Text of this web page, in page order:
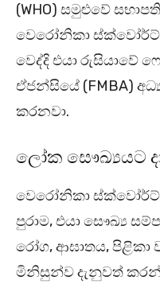
(WHO) සමුළුවේ
වෙරෝනිකා
වෙද්දි එයා රුසියාවේ
ඒජන්සියේ (FMBA)
කරනවා.
ලෝක සෞඛ්‍යයට
වෙරෝනිකා
පුරාම, එයා සෞඛ්‍ය
රෝග, ආඝාතය,
මිනිසුන්ව දැනුවත්